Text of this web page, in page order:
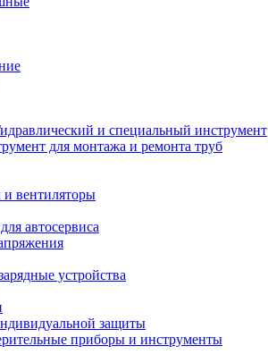
и специальный инструмент
для монтажа и ремонта труб
вентиляторы
автосервиса
устройства
защиты
приборы и инструменты